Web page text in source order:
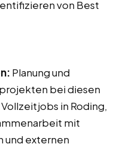
von Best
Planung und
bei diesen
in Roding,
mit
und externen